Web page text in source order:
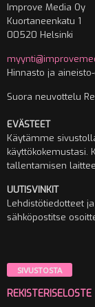
Improve Media Oy
Kuortaneenkatu 1
00520 Helsinki
Hinnasto ja
Suora neuvottelu
EVÄSTEET
Käytämme
käyttökokemustasi.
tallentamisen
UUTISVINKIT
Lehdistötiedotteet
sähköpostitse
SIVUSTOSTA
REKISTERISELOSTE